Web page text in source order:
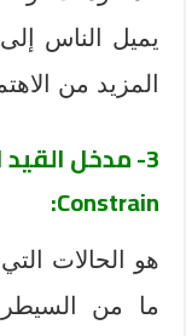
يميل الناس
المزيد من
3- مدخل القيد السلوكي
Constrain
:
هو الحالات
ما من